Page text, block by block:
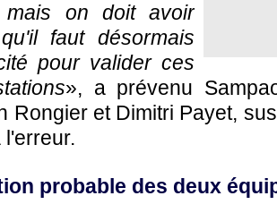
mais on doit avoir
faut désormais
pour valider ces
», a prévenu
Rongier et Dimitri Payet,
l'erreur.
probable des deux